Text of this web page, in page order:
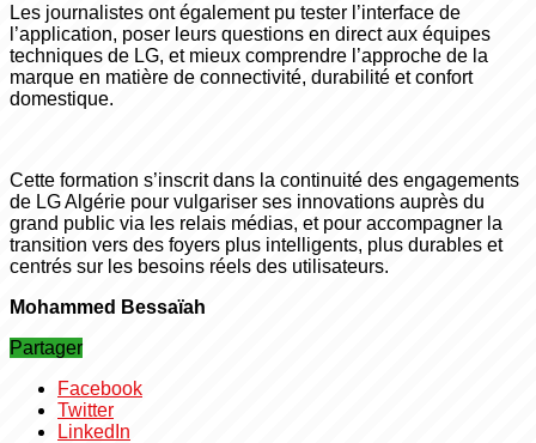
Les journalistes ont également pu tester l’interface de
l’application, poser leurs questions en direct aux équipes
techniques de LG, et mieux comprendre l’approche de la
marque en matière de connectivité, durabilité et confort
domestique.
Cette formation s’inscrit dans la continuité des engagements
de LG Algérie pour vulgariser ses innovations auprès du
grand public via les relais médias, et pour accompagner la
transition vers des foyers plus intelligents, plus durables et
centrés sur les besoins réels des utilisateurs.
Mohammed Bessaïah
Partager
Facebook
Twitter
LinkedIn